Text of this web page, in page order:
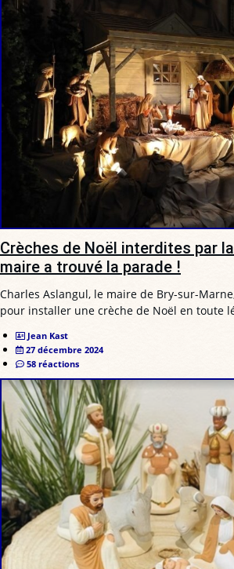
Crèches de Noël interdites par
maire a trouvé la parade !
Charles Aslangul, le maire de Bry-sur-
pour installer une crèche de Noël en toute
Jean Kast
27 décembre 2024
58 réactions